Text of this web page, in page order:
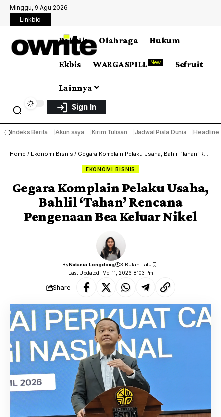
Minggu, 9 Agu 2026
Linkbio
Politik Olahraga Hukum
Ekbis WARGA SPILL New Sefruit
Lainnya
Sign In
❍Indeks Berita Akun saya Kirim Tulisan Jadwal Piala Dunia Headline
Home / Ekonomi Bisnis / Gegara Komplain Pelaku Usaha, Bahlil ‘Tahan’ Rencana Pengenaan Bea Keluar Nikel
EKONOMI BISNIS
Gegara Komplain Pelaku Usaha,
Bahlil ‘Tahan’ Rencana
Pengenaan Bea Keluar Nikel
Last Updated: Mei 11, 2026 8:03 Pm
ByNatania Longdong 3 Bulan Lalu
Share